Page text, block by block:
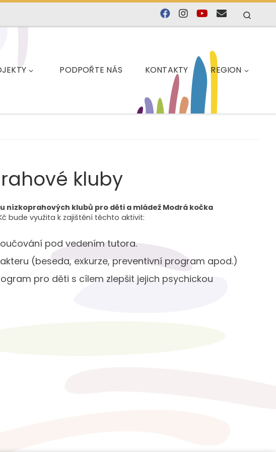
PODPOŘTE NÁS KONTAKTY REGION
kluby
nízkoprahových klubů pro děti a mládež Modrá kočka
bude využita k zajištění těchto aktivit:
pod vedením tutora.
(beseda, exkurze, preventivní program apod.)
pro děti s cílem zlepšit jejich psychickou